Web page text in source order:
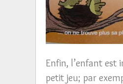
Enfin, l’enfant est
petit jeu; par